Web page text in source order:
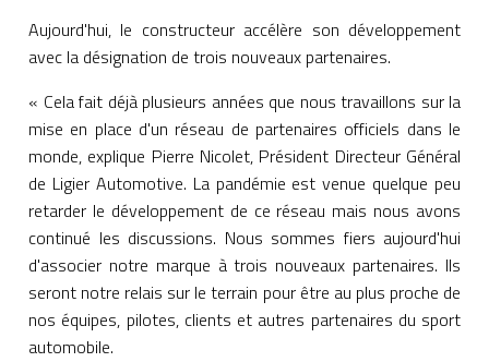
Aujourd'hui, le constructeur accélère son développement
avec la désignation de trois nouveaux partenaires.
« Cela fait déjà plusieurs années que nous travaillons sur la
mise en place d'un réseau de partenaires officiels dans le
monde, explique Pierre Nicolet, Président Directeur Général
de Ligier Automotive. La pandémie est venue quelque peu
retarder le développement de ce réseau mais nous avons
continué les discussions. Nous sommes fiers aujourd'hui
d'associer notre marque à trois nouveaux partenaires. Ils
seront notre relais sur le terrain pour être au plus proche de
nos équipes, pilotes, clients et autres partenaires du sport
automobile.